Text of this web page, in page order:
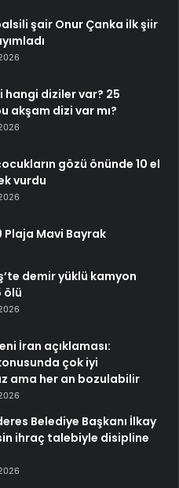
şair Onur Çanka ilk şiir
hangi diziler var? 25
akşam dizi var mı?
gözü önünde 10 el
vurdu
Plaja Mavi Bayrak
demir yüklü kamyon
ölü
İran açıklaması:
çok iyi
ama her an bozulabilir
Belediye Başkanı İlkay
ihraç talebiyle disipline